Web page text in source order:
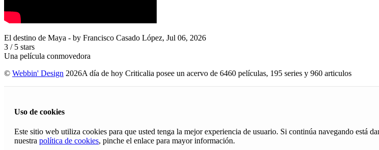
El destino de Maya - by Francisco Casado López, Jul 06, 2026
3 / 5 stars
Una película conmovedora
© Webbin' Design 2026A día de hoy Criticalia posee un acervo de 6460 películas, 195 series y 960 articulos
Uso de cookies
Este sitio web utiliza cookies para que usted tenga la mejor experiencia de usuario. Si continúa navegando está
nuestra política de cookies, pinche el enlace para mayor información.